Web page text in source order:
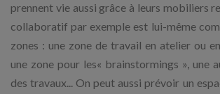
prennent vie aussi grâce à leurs mobiliers
collaboratif par exemple est lui-même
zones : une zone de travail en atelier ou
une zone pour les« brainstormings », une
des travaux... On peut aussi prévoir un